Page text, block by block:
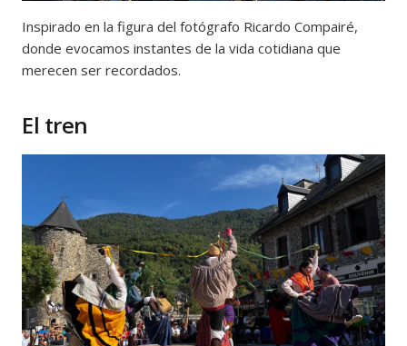
Inspirado en la figura del fotógrafo Ricardo Compairé,
donde evocamos instantes de la vida cotidiana que
merecen ser recordados.
El tren